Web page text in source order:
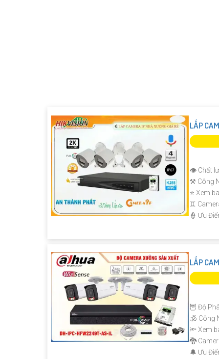
LẮP
👁 Chất
⚒ Công
⭐ Xem
♊
️👮 Ưu
LẮP
🦉 Độ
🕉️ Công
🔦 Xem
🐉️
️🔔 Ưu